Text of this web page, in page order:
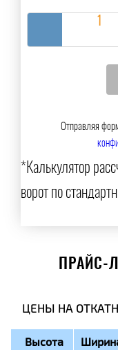
Отправляя
*Калькулятор
ворот по
ПРАЙС-
ЦЕНЫ НА
Высота